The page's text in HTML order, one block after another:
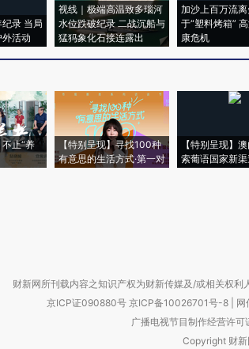
录 当局
活动
视线｜极端高温致多瑙河
水位跌破纪录 二战沉船与
猛犸象化石接连露出
加沙上百万流
于“塑料烤箱”
康危机
止“养
【特别呈现】寻找100种
有意思的生活方式·第一对
【特别呈现】
索葡语国家新渠
财新网所刊载内容之知识产权为财新传媒及/或相关权利
京ICP证090880号 京ICP备10026701号-8 网
广播电视节目制作经营许
Copyright 财新